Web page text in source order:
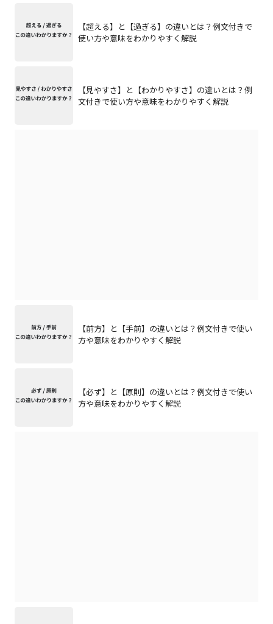
【超える】と【過ぎる】の違いとは？例文付きで
使い方や意味をわかりやすく解説
【見やすさ】と【わかりやすさ】の違いとは？例
文付きで使い方や意味をわかりやすく解説
【前方】と【手前】の違いとは？例文付きで使い
方や意味をわかりやすく解説
【必ず】と【原則】の違いとは？例文付きで使い
方や意味をわかりやすく解説